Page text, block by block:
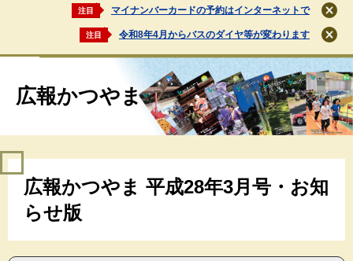
じ
る
注目 マイナンバーカードの予約はインターネットで
閉
じ
る
注目 令和8年4月からバスのダイヤ等が変わります
閉
じ
る
広報かつやま
広報かつやま 平成28年3月号・お知
らせ版